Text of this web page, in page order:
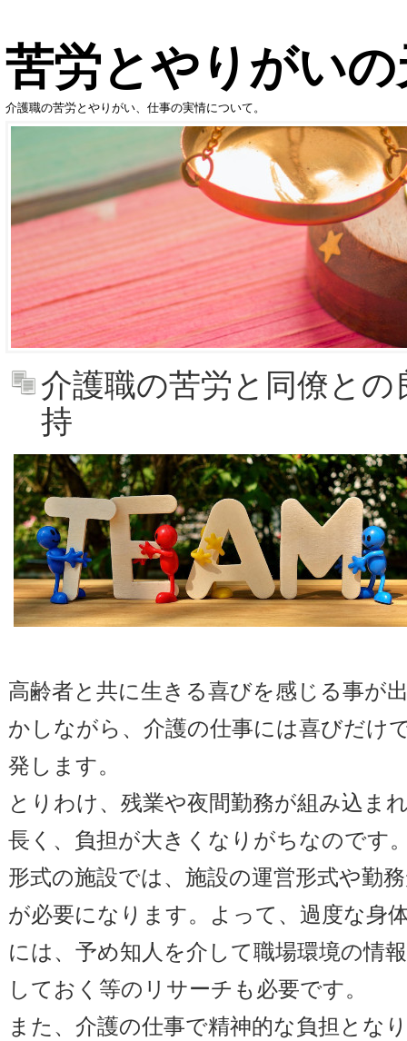
苦労とやりがい
介護職の苦労とやりがい、仕事の実情について。
介護職の苦労と同僚と
持
高齢者と共に生きる喜びを感じる事が
かしながら、介護の仕事には喜びだけ
発します。
とりわけ、残業や夜間勤務が組み込ま
長く、負担が大きくなりがちなのです
形式の施設では、施設の運営形式や勤
が必要になります。よって、過度な身
には、予め知人を介して職場環境の情
しておく等のリサーチも必要です。
また、介護の仕事で精神的な負担とな